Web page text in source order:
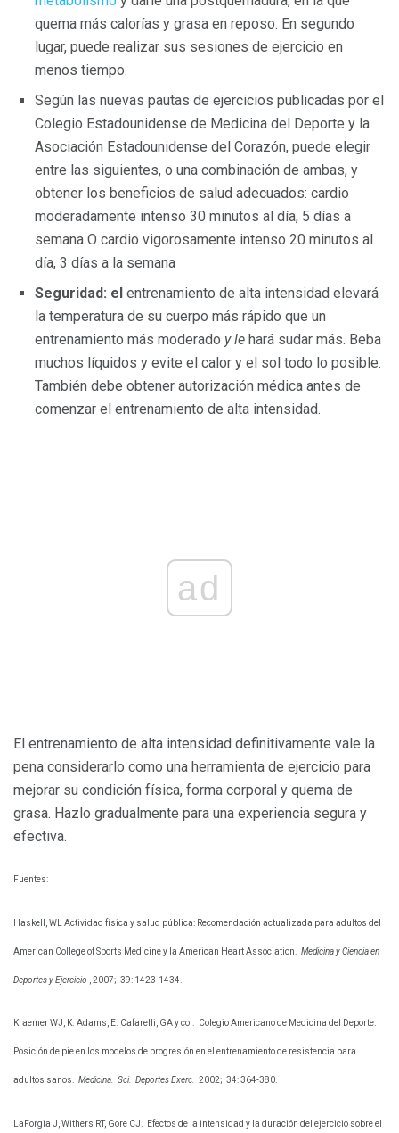
quema más calorías y grasa en reposo. En segundo
lugar, puede realizar sus sesiones de ejercicio en
menos tiempo.
Según las nuevas pautas de ejercicios publicadas por el
Colegio Estadounidense de Medicina del Deporte y la
Asociación Estadounidense del Corazón, puede elegir
entre las siguientes, o una combinación de ambas, y
obtener los beneficios de salud adecuados: cardio
moderadamente intenso 30 minutos al día, 5 días a
semana O cardio vigorosamente intenso 20 minutos al
día, 3 días a la semana
Seguridad: el entrenamiento de alta intensidad elevará
la temperatura de su cuerpo más rápido que un
entrenamiento más moderado y le hará sudar más. Beba
muchos líquidos y evite el calor y el sol todo lo posible.
También debe obtener autorización médica antes de
comenzar el entrenamiento de alta intensidad.
ad
El entrenamiento de alta intensidad definitivamente vale la
pena considerarlo como una herramienta de ejercicio para
mejorar su condición física, forma corporal y quema de
grasa. Hazlo gradualmente para una experiencia segura y
efectiva.
Fuentes:
Haskell, WL Actividad física y salud pública: Recomendación actualizada para adultos del
American College of Sports Medicine y la American Heart Association. Medicina y Ciencia en
Deportes y Ejercicio , 2007; 39: 1423-1434.
Kraemer WJ, K. Adams, E. Cafarelli, GA y col. Colegio Americano de Medicina del Deporte.
Posición de pie en los modelos de progresión en el entrenamiento de resistencia para
adultos sanos. Medicina. Sci. Deportes Exerc. 2002; 34: 364-380.
LaForgia J, Withers RT, Gore CJ. Efectos de la intensidad y la duración del ejercicio sobre el